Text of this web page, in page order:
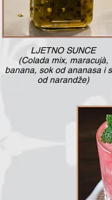
LJETNO SUNCE
(Colada mix, maracujà,
banana, sok od ananasa i
od narandže)